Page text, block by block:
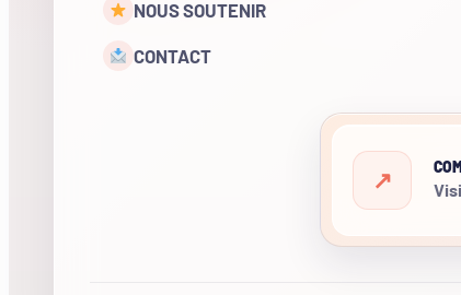
NOUS SOUTENIR
CONTACT